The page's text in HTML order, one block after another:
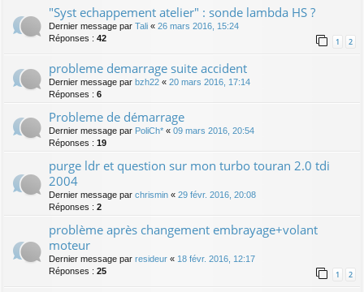
"Syst echappement atelier" : sonde lambda HS ?
Dernier message par Tali « 26 mars 2016, 15:24
Réponses : 42 1 2
probleme demarrage suite accident
Dernier message par bzh22 « 20 mars 2016, 17:14
Réponses : 6
Probleme de démarrage
Dernier message par PoliCh* « 09 mars 2016, 20:54
Réponses : 19
purge ldr et question sur mon turbo touran 2.0 tdi
2004
Dernier message par chrismin « 29 févr. 2016, 20:08
Réponses : 2
problème après changement embrayage+volant
moteur
Dernier message par resideur « 18 févr. 2016, 12:17
Réponses : 25 1 2